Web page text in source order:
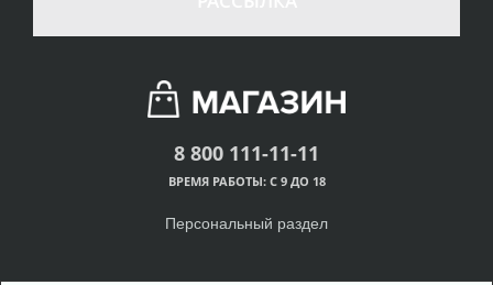
8 800 111-11-11
ВРЕМЯ РАБОТЫ: С 9 ДО 18
Персональный раздел